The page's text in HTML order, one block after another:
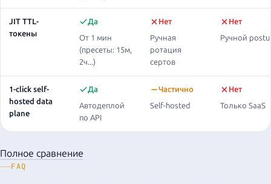
JIT TTL-
токены
Да
От 1 мин
(пресеты: 15м,
2ч...)
Нет
Ручная
ротация
сертов
Нет
Ручной
1-click self-
hosted data
plane
Да
Автодеплой
по API
Частично
Self-hosted
Нет
Только SaaS
Полное сравнение
FAQ